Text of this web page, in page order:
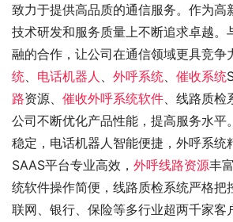
致力于提供高品质的通信服务。作为高
技术研发和服务质量上不断追求卓越。
融的合作，让公司在通信领域更具竞争
统
电话机器人 外呼系统 催收系统
路资源、 催收外呼系统软件 、线路质
公司不断优化产品性能，提高服务水平
稳定，电话机器人智能便捷，外呼系统
SAAS平台专业高效， 外呼线路资源丰
统软件操作简便，线路质检系统严格把
联网、银行、保险等多行业超两千家客